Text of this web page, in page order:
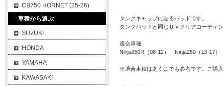
タンクキャップに貼るパッドです。
タンクパッドと同じＵＶクリアコーティ
適合車種
Ninja250R（08-12）・Ninja250（13-17
※適合車種はあくまでも参考です。ご購
CB750 HORNET (25-26)
車種から選ぶ
SUZUKI
HONDA
YAMAHA
KAWASAKI